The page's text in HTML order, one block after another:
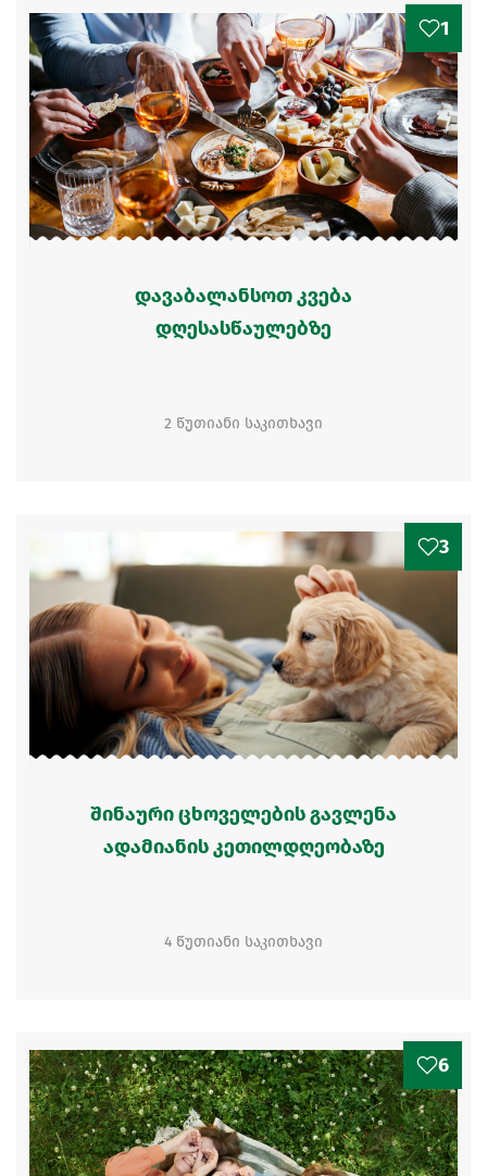
1
დავაბალანსოთ კვება
დღესასწაულებზე
2 წუთიანი საკითხავი
3
შინაური ცხოველების გავლენა
ადამიანის კეთილდღეობაზე
4 წუთიანი საკითხავი
6